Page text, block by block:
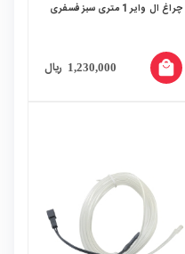
چراغ ال وایر 1 متری سبز فسفری
1,230,000 ریال local_mall